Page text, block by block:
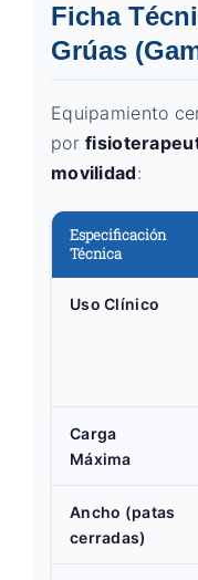
Ficha
Grúas
Equipamiento
por
movilidad:
Especificación
Técnica
Uso Clínico
Carga
Máxima
Ancho (patas
cerradas)